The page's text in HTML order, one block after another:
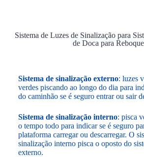
Sistema de Luzes de Sinalização para
de Doca para
Sistema de sinalização externo: luzes
verdes piscando ao longo do dia para
do caminhão se é seguro entrar ou sair
Sistema de sinalização interno: pisca
o tempo todo para indicar se é seguro
plataforma carregar ou descarregar. O
sinalização interno pisca o oposto do
externo.